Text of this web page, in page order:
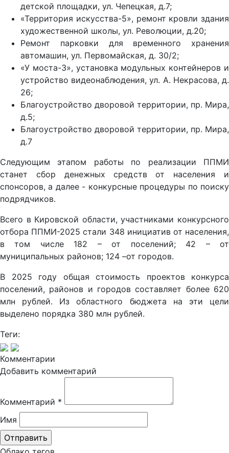
детской площадки, ул. Чепецкая, д.7;
«Территория искусства-5», ремонт кровли здания
художественной школы, ул. Революции, д.20;
Ремонт парковки для временного хранения
автомашин, ул. Первомайская, д. 30/2;
«У моста-3», установка модульных контейнеров и
устройство видеонаблюдения, ул. А. Некрасова, д.
26;
Благоустройство дворовой территории, пр. Мира,
д.5;
Благоустройство дворовой территории, пр. Мира,
д.7
Следующим этапом работы по реализации ППМИ
станет сбор денежных средств от населения и
спонсоров, а далее - конкурсные процедуры по поиску
подрядчиков.
Всего в Кировской области, участниками конкурсного
отбора ППМИ-2025 стали 348 инициатив от населения,
в том числе 182 – от поселений; 42 – от
муниципальных районов; 124 –от городов.
В 2025 году общая стоимость проектов конкурса
поселений, районов и городов составляет более 620
млн рублей. Из областного бюджета на эти цели
выделено порядка 380 млн рублей.
Теги:
Комментарии
Добавить комментарий
Комментарий *
Имя